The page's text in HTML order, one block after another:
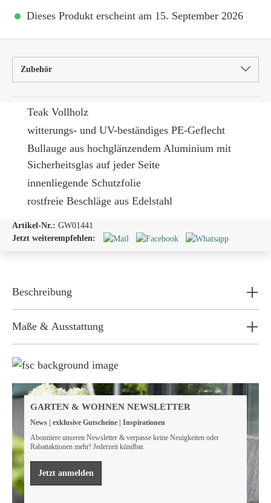
Teak Vollholz
witterungs- und UV-beständiges PE-Geflecht
Bullauge aus hochglänzendem Aluminium mit
Sicherheitsglas auf jeder Seite
innenliegende Schutzfolie
rostfreie Beschläge aus Edelstahl
Dieses Produkt erscheint am 15. September 2026
Zubehör
Artikel-Nr.: GW01441
Jetzt weiterempfehlen:
Beschreibung
Maße & Ausstattung
Wir sind FSC® zertifiziert
leisten müssen, um unsere natürlichen Ressourcen zu
bewahren.
Mehr erfahren
GARTEN & WOHNEN NEWSLETTER
News | exklusive Gutscheine | Inspirationen
Abonniere unseren Newsletter & verpasse keine Neuigkeiten oder
Rabattaktionen mehr! Jederzeit kündbar.
Jetzt anmelden